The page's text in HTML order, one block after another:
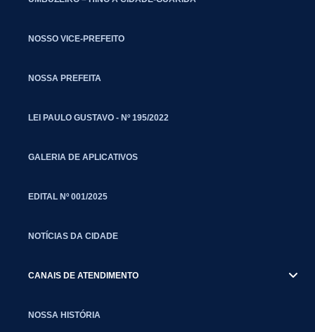
NOSSO VICE-PREFEITO
NOSSA PREFEITA
LEI PAULO GUSTAVO - Nº 195/2022
GALERIA DE APLICATIVOS
EDITAL Nº 001/2025
NOTÍCIAS DA CIDADE
CANAIS DE ATENDIMENTO
NOSSA HISTÓRIA